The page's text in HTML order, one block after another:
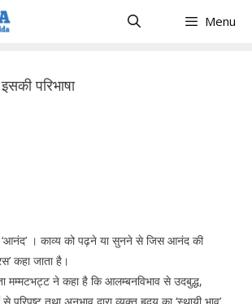
Menu
परिभाषा
‘आनंद’ । काव्य को पढ़ने या सुनने से जिस आनंद की
कहा जाता है।
मम्मटभट्ट ने कहा है कि आलम्बनविभाव से उदबुद्ध,